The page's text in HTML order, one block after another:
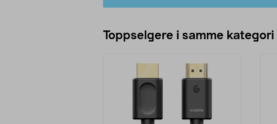
Toppselgere i samme kategori